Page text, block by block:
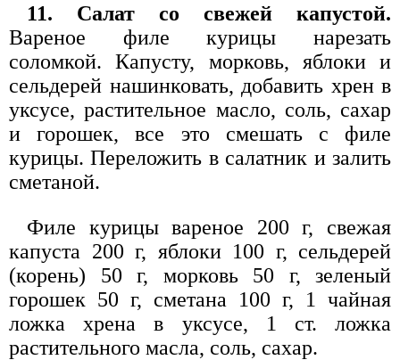
11. Салат со свежей капустой.
Вареное филе курицы нарезать
соломкой. Капусту, морковь, яблоки и
сельдерей нашинковать, добавить хрен в
уксусе, растительное масло, соль, сахар
и горошек, все это смешать с филе
курицы. Переложить в салатник и залить
сметаной.
Филе курицы вареное 200 г, свежая
капуста 200 г, яблоки 100 г, сельдерей
(корень) 50 г, морковь 50 г, зеленый
горошек 50 г, сметана 100 г, 1 чайная
ложка хрена в уксусе, 1 ст. ложка
растительного масла, соль, сахар.